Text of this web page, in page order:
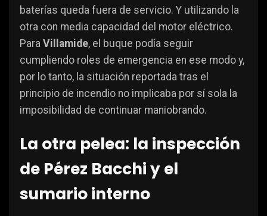
baterías queda fuera de servicio. Y utilizando la
otra con media capacidad del motor eléctrico.
Para Villamide, el buque podía seguir
cumpliendo roles de emergencia en ese modo y,
por lo tanto, la situación reportada tras el
principio de incendio no implicaba por sí sola la
imposibilidad de continuar maniobrando.
La otra pelea: la inspección
de Pérez Bacchi y el
sumario interno